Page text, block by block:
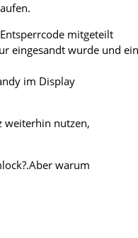
mitgeteilt
eingesandt wurde und ein
im Display
weiterhin nutzen,
warum